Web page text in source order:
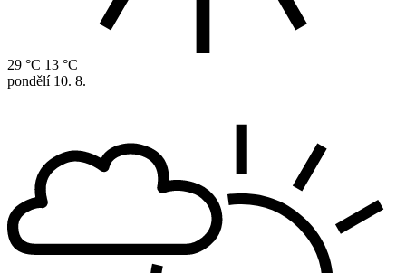
29 °C 13 °C
pondělí 10. 8.